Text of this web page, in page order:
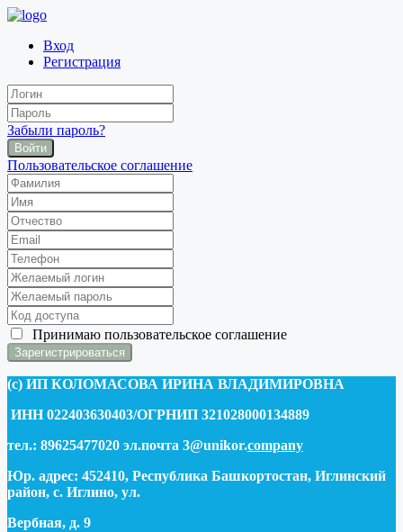
Вход
Регистрация
Забыли пароль?
Войти
Пользовательское соглашение
Принимаю пользовательское соглашение
(c) ИП КОЛОМАСОВА ИРИНА ВЛАДИМИРОВНА
ИНН 022403630403/ОГРНИП 321028000134889
тел.: 89625477020 эл.почта 3@unikor.company
Юр. адрес: 452410, Республика Башкортостан, Иглинский
район, с. Иглино, ул.
Вербная, д. 9